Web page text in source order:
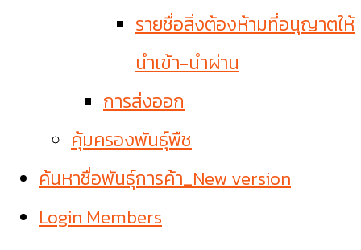
รายชื่อสิ่งต้องห้ามที่อนุญาตให้
นำเข้า-นำผ่าน
การส่งออก
คุ้มครองพันธุ์พืช
ค้นหาชื่อพันธุ์การค้า_New version
Login Members